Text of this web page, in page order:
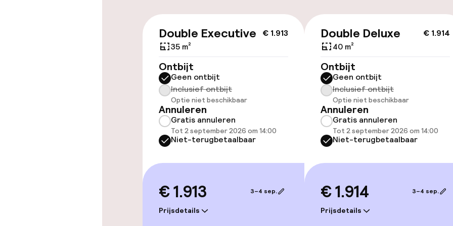
Toegankelijkheid
Overal rolstoeltoegankelijk
Lift
Kamers
Zwemmen & wellness
€ 1.913
Double Executive
35 m²
Ontbijt
Geen ontbijt
Inclusief ontbijt
Optie niet beschikbaar
Annuleren
Gratis annuleren
Tot 2 september 2026 om 14:00
Niet-terugbetaalbaar
€ 1.913
Prijsdetails
3–4 sep.
€ 1.914
Double Deluxe
40 m²
Ontbijt
Geen ontbijt
Inclusief ontbijt
Optie niet beschikbaar
Annuleren
Gratis annuleren
Tot 2 september 2026 om 14:00
Niet-terugbetaalbaar
€ 1.914
Prijsdetails
3–4 sep.